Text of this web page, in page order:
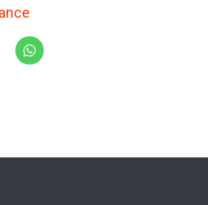
Share via Whatsapp